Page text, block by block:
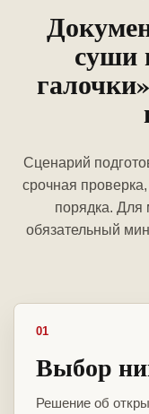
суши
Сценарий
срочная
порядка.
обязательный
01
Выбор
Решение об